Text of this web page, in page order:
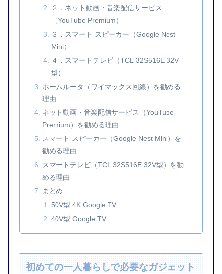
２．ネット動画・音楽配信サービス
（YouTube Premium）
３．スマート スピーカー（Google Nest
Mini）
４．スマートテレビ（TCL 32S516E 32V
型）
ホームルータ（ワイマックス回線）を勧める
理由
ネット動画・音楽配信サービス（YouTube
Premium）を勧める理由
スマート スピーカー（Google Nest Mini）を
勧める理由
スマートテレビ（TCL 32S516E 32V型）を勧
める理由
まとめ
50V型 4K Google TV
40V型 Google TV
初めての一人暮らしで必要なガジェット